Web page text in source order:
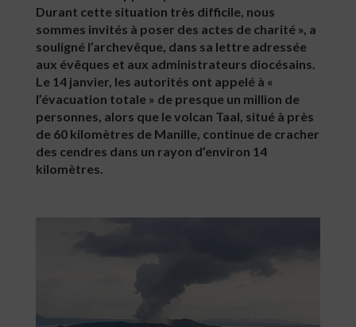
Durant cette situation très difficile, nous
sommes invités à poser des actes de charité », a
souligné l’archevêque, dans sa lettre adressée
aux évêques et aux administrateurs diocésains.
Le 14 janvier, les autorités ont appelé à «
l’évacuation totale » de presque un million de
personnes, alors que le volcan Taal, situé à près
de 60 kilomètres de Manille, continue de cracher
des cendres dans un rayon d’environ 14
kilomètres.